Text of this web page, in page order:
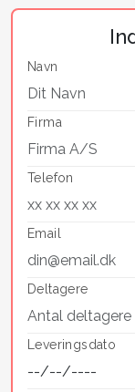
Navn
Firma
Telefon
Email
Deltagere
Leveringsdato